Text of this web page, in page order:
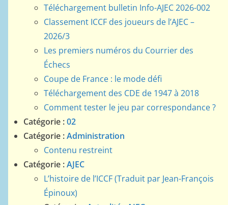
Téléchargement bulletin Info-AJEC 2026-002
Classement ICCF des joueurs de l’AJEC –
2026/3
Les premiers numéros du Courrier des
Échecs
Coupe de France : le mode défi
Téléchargement des CDE de 1947 à 2018
Comment tester le jeu par correspondance ?
Catégorie :02
Catégorie :Administration
Contenu restreint
Catégorie :AJEC
L’histoire de l’ICCF (Traduit par Jean-François
Épinoux)